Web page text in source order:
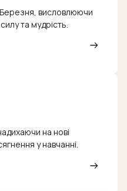
висловлюючи
та мудрість.
на нові
у навчанні.